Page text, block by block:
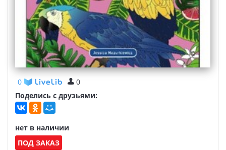
0
0
Поделись с друзьями:
нет в наличии
ПОД ЗАКАЗ